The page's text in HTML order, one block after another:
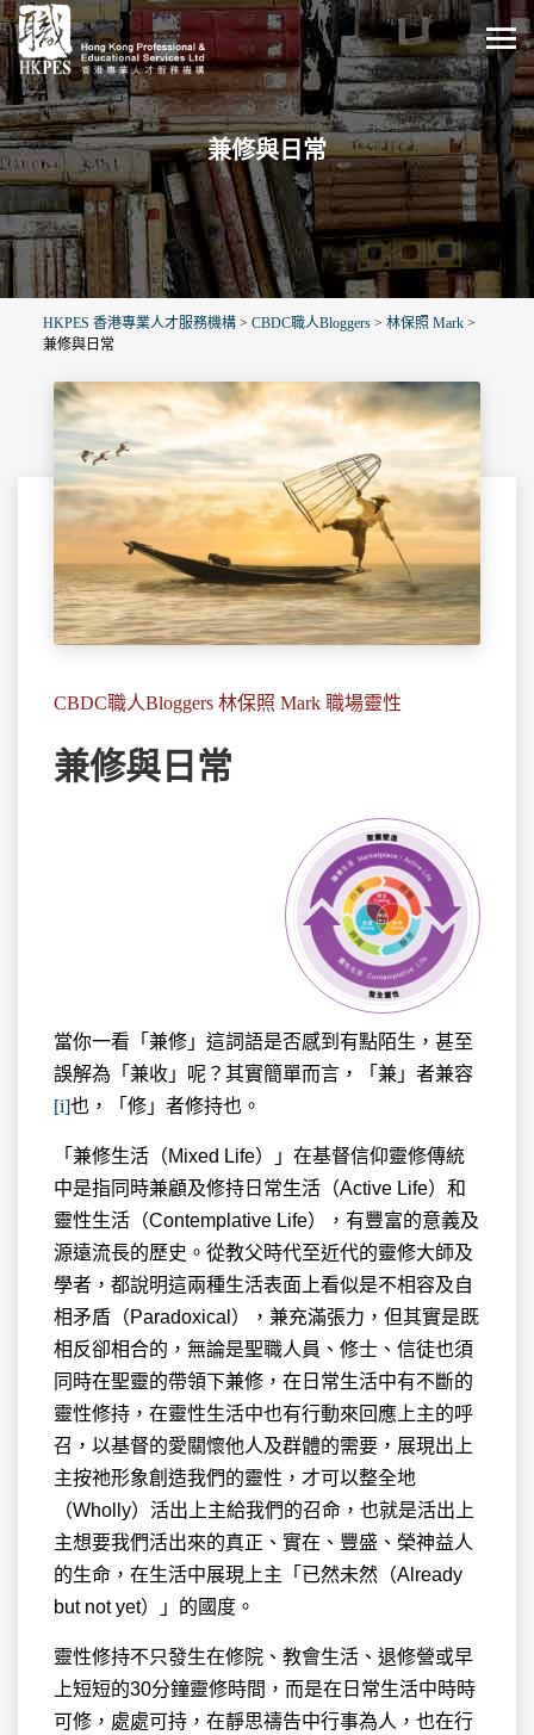
兼修與日常
HKPES 香港專業人才服務機構 > CBDC職人Bloggers > 林保照 Mark >
兼修與日常
CBDC職人Bloggers 林保照 Mark 職場靈性
兼修與日常
當你一看「兼修」這詞語是否感到 有點陌生，甚至
誤解為「兼收」呢？其實簡單而言，「兼」者兼容
[i]也，「修」者修持也。
「兼修生活（Mixed Life）」在基督信仰靈修傳統
中是指同時兼顧及修持日常生活（Active Life）和
靈性生活（Contemplative Life），有豐富的意義及
源遠流長的歷史。從教父時代至近代的靈修大師及
學者，都說明這兩種生活表面上看似是不相容及自
相矛盾（Paradoxical），兼充滿張力，但其實是既
相反卻相合的，無論是聖職人員、修士、信徒也須
同時在聖靈的帶領下兼修，在日常生活中有不斷的
靈性修持，在靈性生活中也有行動來回應上主的呼
召，以基督的愛關懷他人及群體的需要，展現出上
主按祂形象創造我們的靈性，才可以整全地
（Wholly）活出上主給我們的召命，也就是活出上
主想要我們活出來的真正、實在、豐盛、榮神益人
的生命，在生活中展現上主「已然未然（Already
but not yet）」的國度。
靈性修持不只發生在修院、教會生活、退修營或早
上短短的30分鐘靈修時間，而是在日常生活中時時
可修，處處可持，在靜思禱告中行事為人，也在行